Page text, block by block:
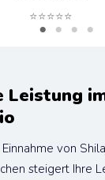
⭐⭐⭐⭐⭐
Leistung
von
steigert Ihre